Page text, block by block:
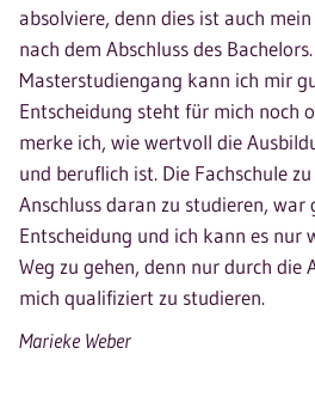
absolviere, denn dies ist auch
nach dem Abschluss des
Masterstudiengang kann ich mir
Entscheidung steht für mich noch
merke ich, wie wertvoll die
und beruflich ist. Die Fachschule
Anschluss daran zu studieren, war
Entscheidung und ich kann es nur
Weg zu gehen, denn nur durch die
mich qualifiziert zu studieren.
Marieke Weber